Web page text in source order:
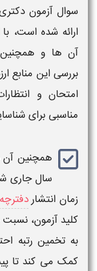
سوال آزمون
ارائه شده است، با
آن‌ ها و
بررسی این منابع
امتحان و
مناسبی برای
همچنین آن
سال جاری
زمان انتشار
کلید آزمون، نسبت
به تخمین رتبه
کمک می‌ کند تا